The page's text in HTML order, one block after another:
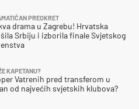
PREOKRET
drama u Zagrebu! Hrvatska
Srbiju i izborila finale Svjetskog
KAPETANU?
Vatrenih pred transferom u
od najvećih svjetskih klubova?